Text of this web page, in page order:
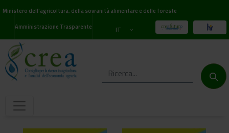
Ministero dell'agricoltura, della sovranità alimentare e delle foreste
Amministrazione Trasparente
IT